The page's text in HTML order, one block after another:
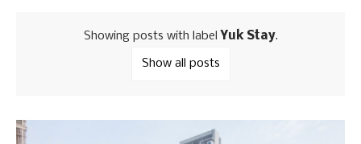
Showing posts with label Yuk Stay.
Show all posts